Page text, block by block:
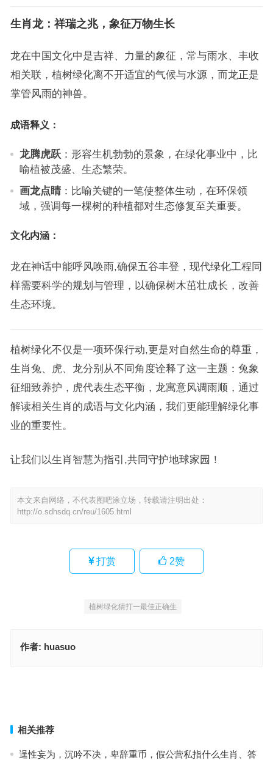
生肖龙：祥瑞之兆，象征万物生长
龙在中国文化中是吉祥、力量的象征，常与雨水、丰收
相关联，植树绿化离不开适宜的气候与水源，而龙正是
掌管风雨的神兽。
成语释义：
龙腾虎跃：形容生机勃勃的景象，在绿化事业中，比
喻植被茂盛、生态繁荣。
画龙点睛：比喻关键的一笔使整体生动，在环保领
域，强调每一棵树的种植都对生态修复至关重要。
文化内涵：
龙在神话中能呼风唤雨,确保五谷丰登，现代绿化工程同
样需要科学的规划与管理，以确保树木茁壮成长，改善
生态环境。
植树绿化不仅是一项环保行动,更是对自然生命的尊重，
生肖兔、虎、龙分别从不同角度诠释了这一主题：兔象
征细致养护，虎代表生态平衡，龙寓意风调雨顺，通过
解读相关生肖的成语与文化内涵，我们更能理解绿化事
业的重要性。
让我们以生肖智慧为指引,共同守护地球家园！
本文来自网络，不代表图吧涂立场，转载请注明出处：
http://o.sdhsdq.cn/reu/1605.html
打赏 2赞
植树绿化猜打一最佳正确生
作者: huasuo
相关推荐
逞性妄为，沉吟不决，卑辞重币，假公营私指什么生肖、答